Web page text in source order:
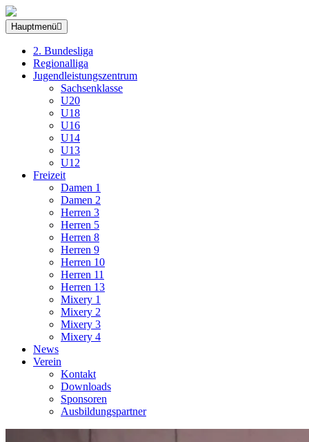
Hauptmenü
2. Bundesliga
Regionalliga
Jugendleistungszentrum
Sachsenklasse
U20
U18
U16
U14
U13
U12
Freizeit
Damen 1
Damen 2
Herren 3
Herren 5
Herren 8
Herren 9
Herren 10
Herren 11
Herren 13
Mixery 1
Mixery 2
Mixery 3
Mixery 4
News
Verein
Kontakt
Downloads
Sponsoren
Ausbildungspartner